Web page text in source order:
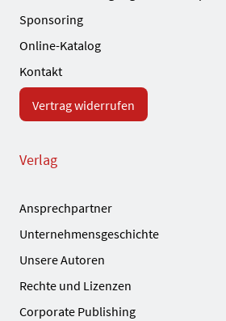
Sponsoring
Online-Katalog
Kontakt
Vertrag widerrufen
Verlag
Ansprechpartner
Unternehmensgeschichte
Unsere Autoren
Rechte und Lizenzen
Corporate Publishing